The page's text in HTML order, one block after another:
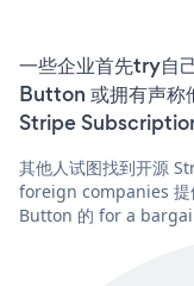
一些企业首先try
Button 或拥有声
Stripe
其他人试图找到开源
foreign companies
Button 的 for a